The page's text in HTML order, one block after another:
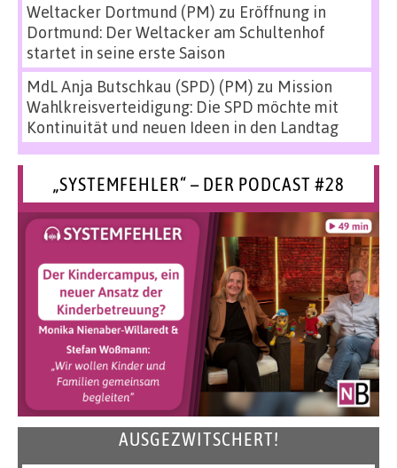
Weltacker Dortmund (PM) zu Eröffnung in
Dortmund: Der Weltacker am Schultenhof
startet in seine erste Saison
MdL Anja Butschkau (SPD) (PM) zu Mission
Wahlkreisverteidigung: Die SPD möchte mit
Kontinuität und neuen Ideen in den Landtag
„SYSTEMFEHLER“ – DER PODCAST #28
AUSGEZWITSCHERT!